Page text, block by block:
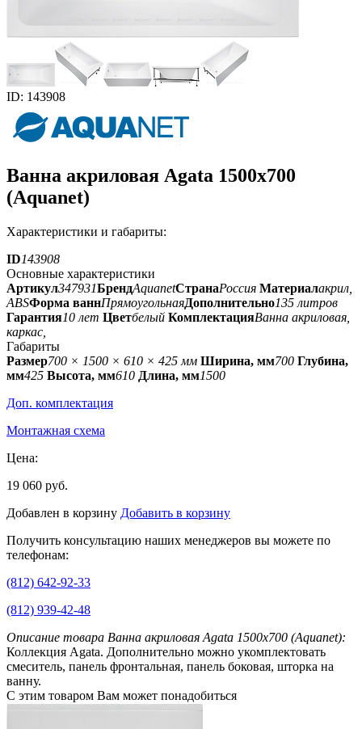
ID: 143908
Ванна акриловая Agata 1500x700
(Aquanet)
Характеристики и габариты:
ID143908
Основные характеристики
Артикул347931БрендAquanetСтранаРоссия Материалакрил,
ABSФорма ваннПрямоугольнаяДополнительно135 литров
Гарантия10 лет Цветбелый КомплектацияВанна акриловая,
каркас,
Габариты
Размер700 × 1500 × 610 × 425 мм Ширина, мм700 Глубина,
мм425 Высота, мм610 Длина, мм1500
Доп. комплектация
Монтажная схема
Цена:
19 060 руб.
Добавлен в корзину Добавить в корзину
Получить консультацию наших менеджеров вы можете по
телефонам:
(812) 642-92-33
(812) 939-42-48
Описание товара Ванна акриловая Agata 1500x700 (Aquanet):
Коллекция Agata. Дополнительно можно укомплектовать
смеситель, панель фронтальная, панель боковая, шторка на
ванну.
С этим товаром Вам может понадобиться